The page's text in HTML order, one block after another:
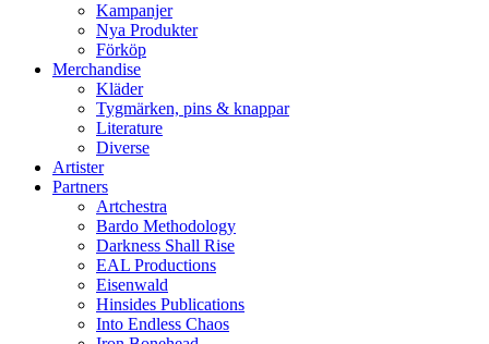
Kampanjer
Nya Produkter
Förköp
Merchandise
Kläder
Tygmärken, pins & knappar
Literature
Diverse
Artister
Partners
Artchestra
Bardo Methodology
Darkness Shall Rise
EAL Productions
Eisenwald
Hinsides Publications
Into Endless Chaos